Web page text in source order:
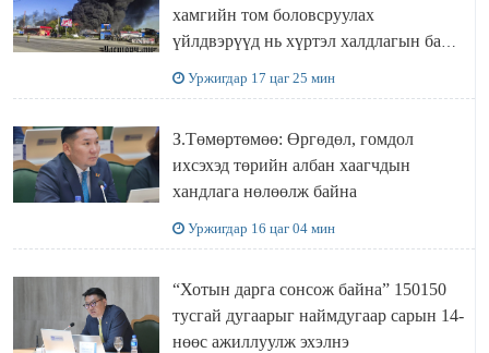
хамгийн том боловсруулах
үйлдвэрүүд нь хүртэл халдлагын бай
Уржигдар 17 цаг 25 мин
З.Төмөртөмөө: Өргөдөл, гомдол
ихсэхэд төрийн албан хаагчдын
хандлага нөлөөлж байна
Уржигдар 16 цаг 04 мин
“Хотын дарга сонсож байна” 150150
тусгай дугаарыг наймдугаар сарын 14-
нөөс ажиллуулж эхэлнэ